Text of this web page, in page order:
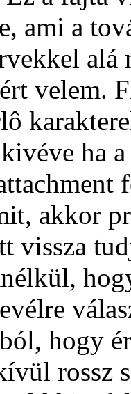
ami a
alá
velem.
ha
akkor
vissza
hogy
rossz